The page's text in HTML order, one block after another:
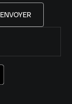
ENVOYER